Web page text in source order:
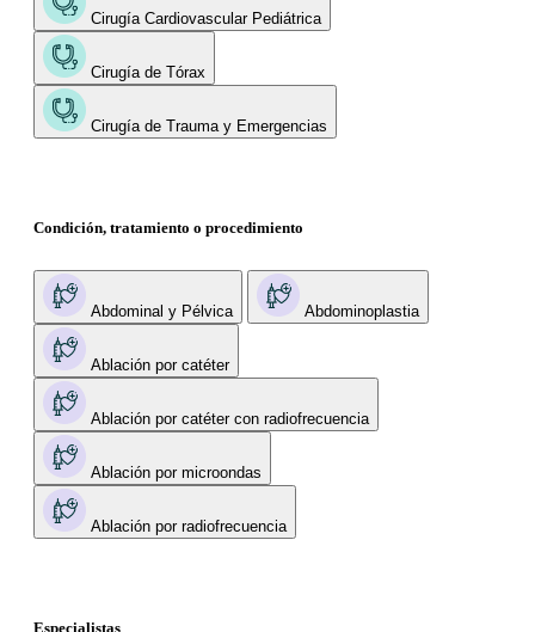
Cirugía Cardiovascular Pediátrica
Cirugía de Tórax
Cirugía de Trauma y Emergencias
Condición, tratamiento o procedimiento
Abdominal y Pélvica Abdominoplastia
Ablación por catéter
Ablación por catéter con radiofrecuencia
Ablación por microondas
Ablación por radiofrecuencia
Especialistas